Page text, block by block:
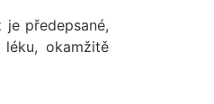
předepsané,
okamžitě